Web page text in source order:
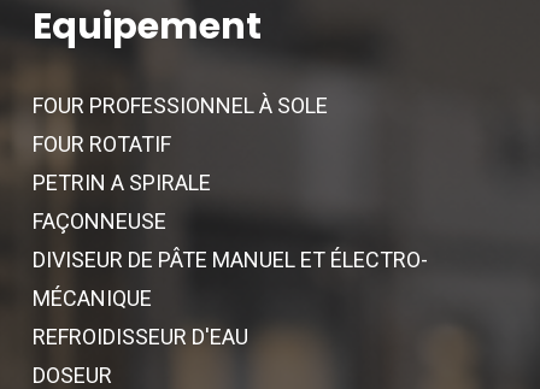
Equipement
FOUR PROFESSIONNEL À SOLE
FOUR ROTATIF
PETRIN A SPIRALE
FAÇONNEUSE
DIVISEUR DE PÂTE MANUEL ET ÉLECTRO-
MÉCANIQUE
REFROIDISSEUR D'EAU
DOSEUR